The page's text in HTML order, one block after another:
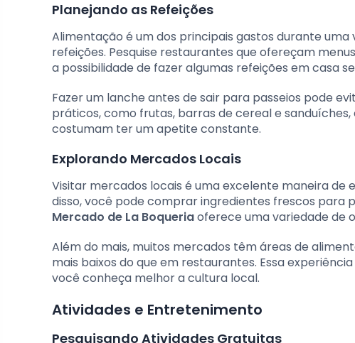
Planejando as Refeições
Alimentação é um dos principais gastos durante
refeições. Pesquise restaurantes que ofereçam
a possibilidade de fazer algumas refeições em casa
Fazer um lanche antes de sair para passeios pode
práticos, como frutas, barras de cereal e
costumam ter um apetite constante.
Explorando Mercados Locais
Visitar mercados locais é uma excelente maneira de
disso, você pode comprar ingredientes frescos para
Mercado de La Boqueriaoferece uma variedade de
Além do mais, muitos mercados têm áreas de
mais baixos do que em restaurantes. Essa
você conheça melhor a cultura local.
Atividades e Entretenimento
Pesquisando Atividades Gratuitas